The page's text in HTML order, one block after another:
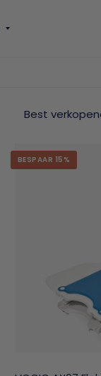
BESPAAR 15%